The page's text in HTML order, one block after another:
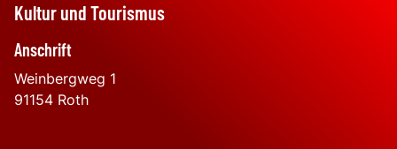
Kultur und Tourismus
Anschrift
Weinbergweg 1
91154 Roth